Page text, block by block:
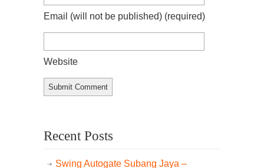
Email (will not be published) (required)
Website
Recent Posts
Swing Autogate Subang Jaya –